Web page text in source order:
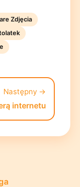
Zdjęcia
Następny →
internetu